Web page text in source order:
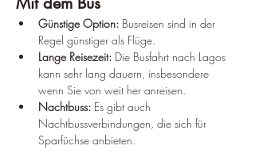
Günstige Option: Busreisen sind in der
Regel günstiger als Flüge.
Lange Reisezeit: Die Busfahrt nach Lagos
kann sehr lang dauern, insbesondere
wenn Sie von weit her anreisen.
Nachtbuss: Es gibt auch
Nachtbussverbindungen, die sich für
Sparfüchse anbieten.